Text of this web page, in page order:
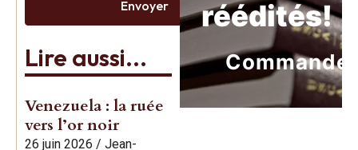
Envoyer
Lire aussi...
Venezuela : la ruée
vers l’or noir
26 juin 2026 / Jean-
réédités!